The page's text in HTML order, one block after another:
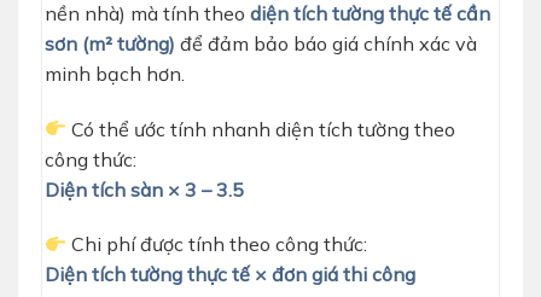
nền nhà) mà tính theo diện tích tường thực tế cần
sơn (m² tường) để đảm bảo báo giá chính xác và
minh bạch hơn.
Có thể ước tính nhanh diện tích tường theo
công thức:
Diện tích sàn × 3 – 3.5
Chi phí được tính theo công thức:
Diện tích tường thực tế × đơn giá thi công